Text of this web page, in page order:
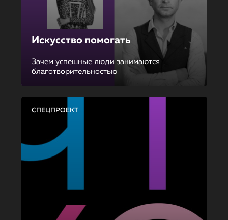
Искусство помогать
Зачем успешные люди занимаются
благотворительностью
СПЕЦПРОЕКТ